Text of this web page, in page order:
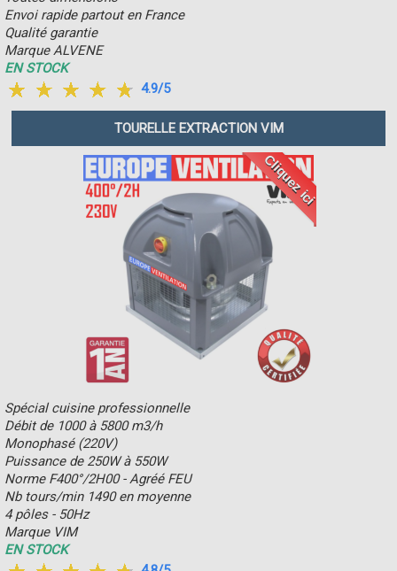
Envoi rapide partout en France
Qualité garantie
Marque ALVENE
EN STOCK
4.9/5
TOURELLE EXTRACTION VIM
Cliquez ici
Spécial cuisine professionnelle
Débit de 1000 à 5800 m3/h
Monophasé (220V)
Puissance de 250W à 550W
Norme F400°/2H00 - Agréé FEU
Nb tours/min 1490 en moyenne
4 pôles - 50Hz
Marque VIM
EN STOCK